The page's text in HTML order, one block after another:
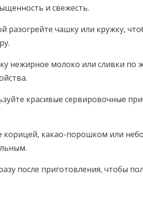
и свежесть.
разогрейте чашку или кружку,
нежирное молоко или сливки по
красивые сервировочные
какао-порошком или
после приготовления, чтобы